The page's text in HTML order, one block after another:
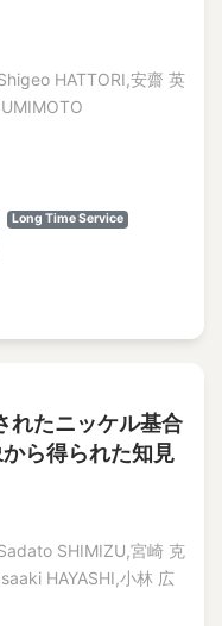
HATTORI,安齋 英
Long Time Service
れたニッケル基合
ら得られた知見
SHIMIZU,宮崎 克
HAYASHI,小林 広